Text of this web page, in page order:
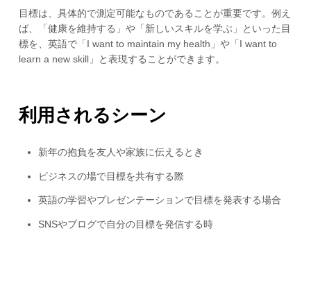
目標は、具体的で測定可能なものであることが重要です。例え
ば、「健康を維持する」や「新しいスキルを学ぶ」といった目
標を、英語で「I want to maintain my health」や「I want to
learn a new skill」と表現することができます。
利用されるシーン
新年の抱負を友人や家族に伝えるとき
ビジネスの場で目標を共有する際
英語の学習やプレゼンテーションで目標を発表する場合
SNSやブログで自分の目標を発信する時